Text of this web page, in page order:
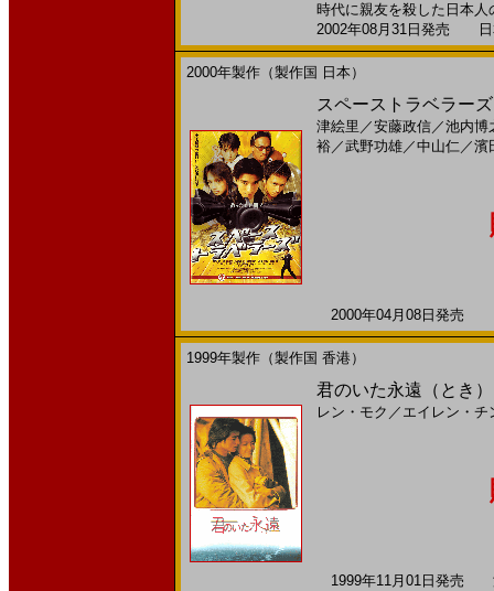
時代に親友を殺した日本
2002年08月31日発売 日
2000年製作（製作国 日本）
スペーストラベラー
津絵里 ／安藤政信／池内博
裕／武野功雄／中山仁／濱
2000年04月08日発売
1999年製作（製作国 香港）
君のいた永遠（とき
レン・モク ／ エイレン・チ
1999年11月01日発売